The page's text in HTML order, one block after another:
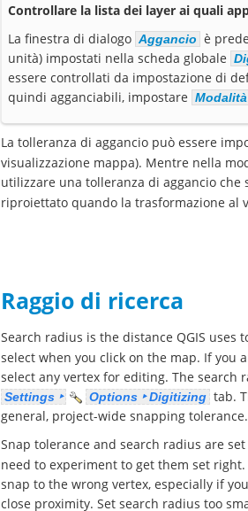
Controllare la lista dei layer ai quali
La finestra di dialogo Aggancio è
unità) impostati nella scheda globale
essere controllati da impostazione di
quindi agganciabili, impostare
La tolleranza di aggancio può essere
visualizzazione mappa). Mentre nella
utilizzare una tolleranza di aggancio che
riproiettato quando la trasformazione al
Raggio di ricerca
Search radius is the distance QGIS uses
select when you click on the map. If you
select any vertex for editing. The
Settings ‣ Options ‣ Digitizing tab.
general, project-wide snapping tolerance.
Snap tolerance and search radius are
need to experiment to get them set
snap to the wrong vertex, especially if
close proximity. Set search radius too